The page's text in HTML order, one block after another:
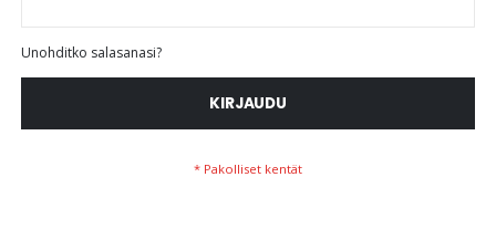
Unohditko salasanasi?
KIRJAUDU